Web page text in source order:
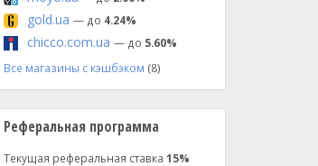
gold.ua — до 4.24%
chicco.com.ua — до 5.60%
Все магазины с кэшбэком (8)
Реферальная программа
Текущая реферальная ставка 15%